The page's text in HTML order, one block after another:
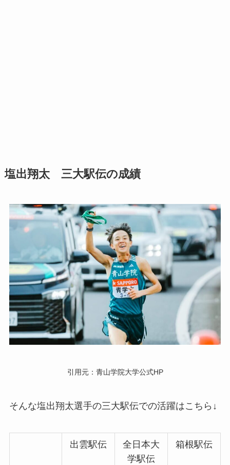
塩出翔太 三大駅伝の成績
引用元：青山学院大学公式HP
そんな塩出翔太選手の三大駅伝での活躍はこちら↓
出雲駅伝
全日本大
学駅伝
箱根駅伝